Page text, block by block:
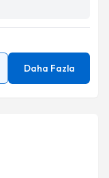
Daha Fazla